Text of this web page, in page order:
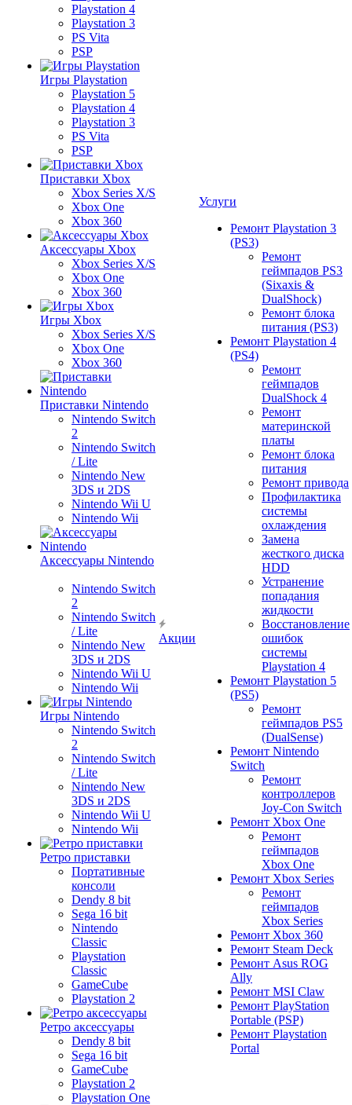
Playstation 4
Playstation 3
PS Vita
PSP
Игры Playstation
Playstation 5
Playstation 4
Playstation 3
PS Vita
PSP
Приставки Xbox
Xbox Series X/S
Xbox One
Xbox 360
Аксессуары Xbox
Xbox Series X/S
Xbox One
Xbox 360
Игры Xbox
Xbox Series X/S
Xbox One
Xbox 360
Приставки Nintendo
Nintendo Switch
2
Nintendo Switch
/ Lite
Nintendo New
3DS и 2DS
Nintendo Wii U
Nintendo Wii
Аксессуары Nintendo
Nintendo Switch
2
Nintendo Switch
/ Lite
Nintendo New
3DS и 2DS
Nintendo Wii U
Nintendo Wii
Игры Nintendo
Nintendo Switch
2
Nintendo Switch
/ Lite
Nintendo New
3DS и 2DS
Nintendo Wii U
Nintendo Wii
Ретро приставки
Портативные
консоли
Dendy 8 bit
Sega 16 bit
Nintendo
Classic
Playstation
Classic
GameCube
Playstation 2
Ретро аксессуары
Dendy 8 bit
Sega 16 bit
GameCube
Playstation 2
Playstation One
Акции
Услуги
Ремонт Playstation 3
(PS3)
Ремонт
геймпадов PS3
(Sixaxis &
DualShock)
Ремонт блока
питания (PS3)
Ремонт Playstation 4
(PS4)
Ремонт
геймпадов
DualShock 4
Ремонт
материнской
платы
Ремонт блока
питания
Ремонт привода
Профилактика
системы
охлаждения
Замена
жесткого диска
HDD
Устранение
попадания
жидкости
Восстановление
ошибок
системы
Playstation 4
Ремонт Playstation 5
(PS5)
Ремонт
геймпадов PS5
(DualSense)
Ремонт Nintendo
Switch
Ремонт
контроллеров
Joy-Con Switch
Ремонт Xbox One
Ремонт
геймпадов
Xbox One
Ремонт Xbox Series
Ремонт
геймпадов
Xbox Series
Ремонт Xbox 360
Ремонт Steam Deck
Ремонт Asus ROG
Ally
Ремонт MSI Claw
Ремонт PlayStation
Portable (PSP)
Ремонт Playstation
Portal